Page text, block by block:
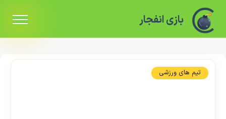
بازی انفجار
تیم های ورزشی